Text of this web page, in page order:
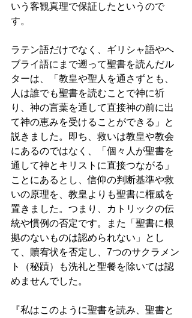
いう客観真理で保証したというので
す。
ラテン語だけでなく、ギリシャ語やヘ
ブライ語にまで遡って聖書を読んだル
ターは、「教皇や聖人を通さずとも、
人は誰でも聖書を読むことで神に祈
り、神の言葉を通して直接神の前に出
て神の恵みを受けることができる」と
説きました。即ち、救いは教皇や教会
にあるのではなく、「個々人が聖書を
通して神とキリストに直接つながる」
ことにあるとし、信仰の判断基準や救
いの原理を、教皇よりも聖書に権威を
置きました。つまり、カトリックの伝
統や慣例の否定です。また「聖書に根
拠のないものは認められない」とし
て、贖宥状を否定し、7つのサクラメン
ト（秘蹟）も洗礼と聖餐を除いては認
めませんでした。
『私はこのように聖書を読み、聖書と